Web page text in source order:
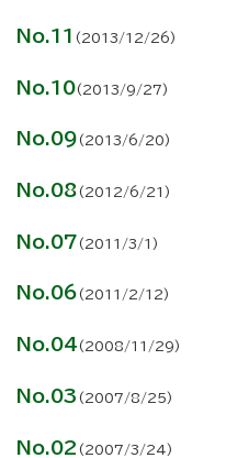
No.11 (2013/12/26)
No.10(2013/9/27)
No.09(2013/6/20)
No.08(2012/6/21)
No.07(2011/3/1)
No.06(2011/2/12)
No.04(2008/11/29)
No.03 (2007/8/25)
No.02 (2007/3/24)